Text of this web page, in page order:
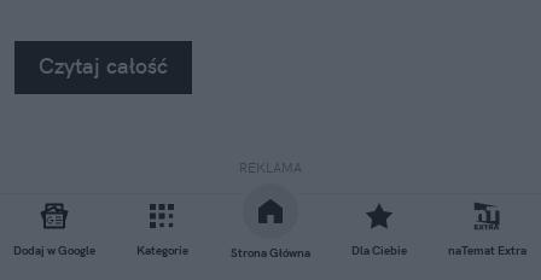
Dodaj w Google Kategorie Strona Główna Dla Ciebie naTemat Extra
Czytaj całość
REKLAMA